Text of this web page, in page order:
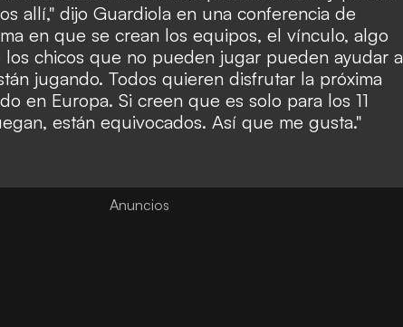
allí," dijo Guardiola en una conferencia de
en que se crean los equipos, el vínculo, algo
los chicos que no pueden jugar pueden ayudar a
jugando. Todos quieren disfrutar la próxima
en Europa. Si creen que es solo para los 11
están equivocados. Así que me gusta."